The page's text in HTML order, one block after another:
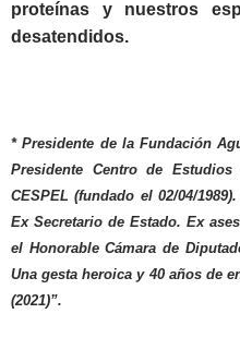
proteínas y nuestros
desatendidos.
* Presidente de la Fundación
Presidente Centro de
CESPEL (fundado el 02/04/
Ex Secretario de Estado. Ex
el Honorable Cámara de
Una gesta heroica y 40 años de
(2021)”.